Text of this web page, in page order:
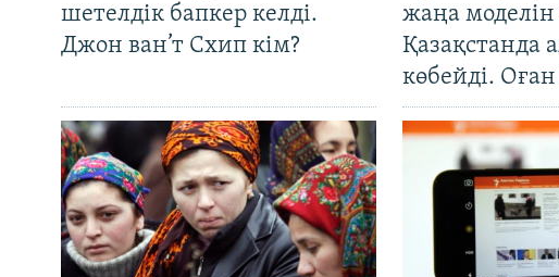
шетелдік бапкер келді.
Джон ван’т Схип кім?
жаңа
Қазақстанда
көбейді. Оған